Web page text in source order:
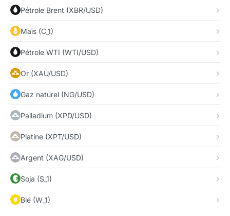
Pétrole Brent (XBR/USD)
Maïs (C_1)
Pétrole WTI (WTI/USD)
Or (XAU/USD)
Gaz naturel (NG/USD)
Palladium (XPD/USD)
Platine (XPT/USD)
Argent (XAG/USD)
Soja (S_1)
Blé (W_1)